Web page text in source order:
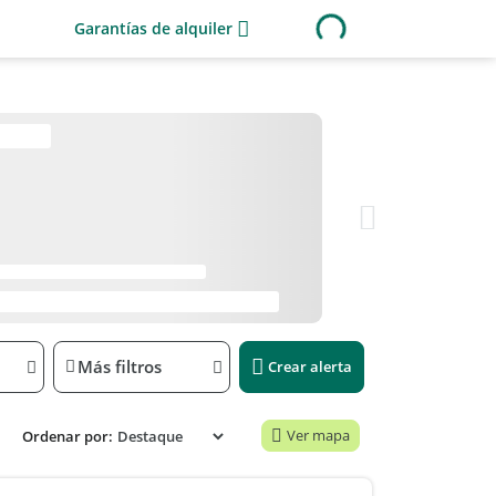
Garantías de alquiler
Más filtros Crear alerta
Ordenar por: Ver mapa